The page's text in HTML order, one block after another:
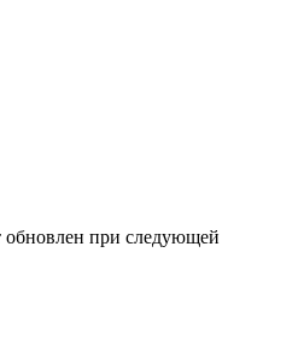
обновлен при следующей